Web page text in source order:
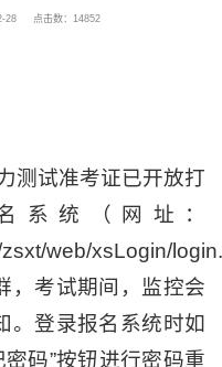
28 点击数： 14852
测试准考证已开放打
系统（网址：
web/xsLogin/
，考试期间，监控会
。登录报名系统时如
码”按钮进行密码重